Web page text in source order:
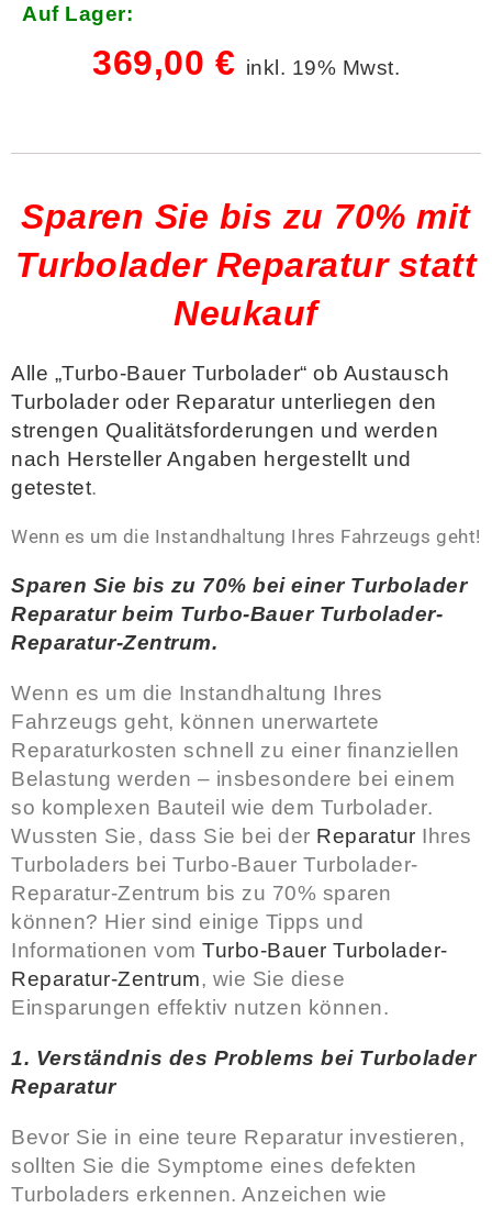
Auf Lager:
369,00 € inkl. 19% Mwst.
Sparen Sie bis zu 70% mit
Turbolader Reparatur statt
Neukauf
Alle „Turbo-Bauer Turbolader“ ob Austausch
Turbolader oder Reparatur unterliegen den
strengen Qualitätsforderungen und werden
nach Hersteller Angaben hergestellt und
getestet.
Wenn es um die Instandhaltung Ihres Fahrzeugs geht!
Sparen Sie bis zu 70% bei einer Turbolader
Reparatur beim Turbo-Bauer Turbolader-
Reparatur-Zentrum.
Wenn es um die Instandhaltung Ihres
Fahrzeugs geht, können unerwartete
Reparaturkosten schnell zu einer finanziellen
Belastung werden – insbesondere bei einem
so komplexen Bauteil wie dem Turbolader.
Wussten Sie, dass Sie bei der Reparatur Ihres
Turboladers bei Turbo-Bauer Turbolader-
Reparatur-Zentrum bis zu 70% sparen
können? Hier sind einige Tipps und
Informationen vom Turbo-Bauer Turbolader-
Reparatur-Zentrum, wie Sie diese
Einsparungen effektiv nutzen können.
1. Verständnis des Problems bei Turbolader
Reparatur
Bevor Sie in eine teure Reparatur investieren,
sollten Sie die Symptome eines defekten
Turboladers erkennen. Anzeichen wie